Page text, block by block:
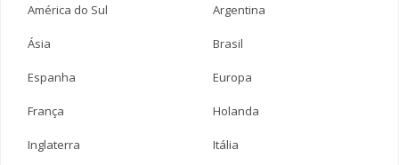
América do Sul Argentina
Ásia Brasil
Espanha Europa
França Holanda
Inglaterra Itália